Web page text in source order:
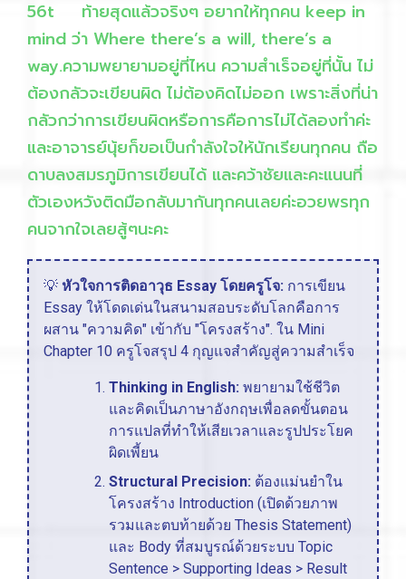
56t ท้ายสุดแล้วจริงๆ อยากให้ทุกคน keep in
mind ว่า Where there’s a will, there’s a
way.ความพยายามอยู่ที่ไหน ความสำเร็จอยู่ที่นั้น ไม่
ต้องกลัวจะเขียนผิด ไม่ต้องคิดไม่ออก เพราะสิ่งที่น่า
กลัวกว่าการเขียนผิดหรือการคือการไม่ได้ลองทำค่ะ
และอาจารย์นุ้ยก็ขอเป็นกำลังใจให้นักเรียนทุกคน ถือ
ดาบลงสมรภูมิการเขียนได้ และคว้าชัยและคะแนนที่
ตัวเองหวังติดมือกลับมากันทุกคนเลยค่ะอวยพรทุก
คนจากใจเลยสู้ๆนะคะ
💡 หัวใจการติดอาวุธ Essay โดยครูโจ: การเขียน
Essay ให้โดดเด่นในสนามสอบระดับโลกคือการ
ผสาน "ความคิด" เข้ากับ "โครงสร้าง". ใน Mini
Chapter 10 ครูโจสรุป 4 กุญแจสำคัญสู่ความสำเร็จ
Thinking in English: พยายามใช้ชีวิต
และคิดเป็นภาษาอังกฤษเพื่อลดขั้นตอน
การแปลที่ทำให้เสียเวลาและรูปประโยค
ผิดเพี้ยน
Structural Precision: ต้องแม่นยำใน
โครงสร้าง Introduction (เปิดด้วยภาพ
รวมและตบท้ายด้วย Thesis Statement)
และ Body ที่สมบูรณ์ด้วยระบบ Topic
Sentence > Supporting Ideas > Result